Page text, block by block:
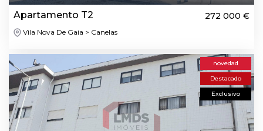
Apartamento T2 272 000 €
Vila Nova De Gaia > Canelas
novedad
Destacado
Exclusivo